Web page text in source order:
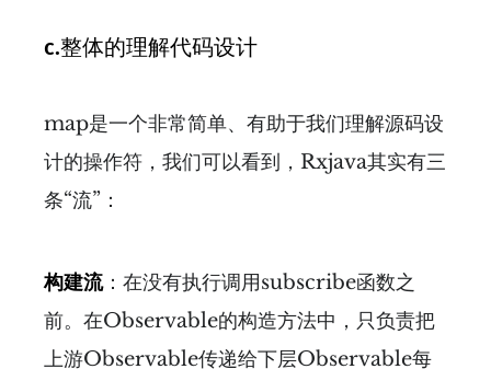
c.整体的理解代码设计
map是一个非常简单、有助于我们理解源码设
计的操作符，我们可以看到，Rxjava其实有三
条“流”：
构建流：在没有执行调用subscribe函数之
前。在Observable的构造方法中，只负责把
上游Observable传递给下层Observable每